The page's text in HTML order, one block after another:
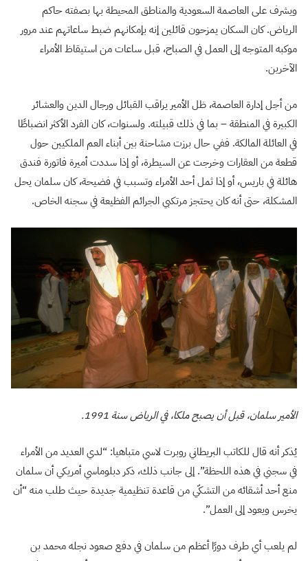
ويشرف على العاصمة السعودية والمناطق المحيطة بها بصفته حاكم
الرياض. كان السكان يمزحون قائلين إنه بإمكانهم ضبط ساعاتهم عند مرور
موكبه المتوجه إلى العمل في الصباح، قبل ساعات من استيقاظ الأمراء
الآخرين.
من أجل إدارة العاصمة، ظل الأمير يراقب القبائل ورجال الدين والعشائر
الكبيرة في المنطقة – بما في ذلك قبيلته. ولسنوات، كان الفرد الأكثر انضباطًا
في العائلة المالكة. ففي حال برزت مشاحنة بين أبناء العم الملكيين حول
قطعة من العقارات وخرجت عن السيطرة، أو إذا سددت أميرة فاتورة فندق
هائلة في باريس، أو إذا ثمل أحد الأمراء وتسبب في فضيحة، كان سلمان يحل
المشكلة، حتى أنه كان يحتجز مرتكبي الجرائم الفظيعة في سجنه الخاص.
الأمير سلمان، قبل أن يصبح ملكا، في الرياض سنة 1991.
يُذكر أنه قال للكاتب البريطاني روبرت لاسي متباهيا: “لدي العديد من الأمراء
في سجني في هذه اللحظة”. إلى جانب ذلك، ذكر دبلوماسي أمريكي أن سلمان
منع أحد أشقائه من التشكّي من قاعدة تنظيمية جديدة حيث طلب منه “أن
يخرس ويعود إلى العمل”.
لم يلعب أي طرف دورًا أعظم من سلمان في دفع صعود نجله محمد بن